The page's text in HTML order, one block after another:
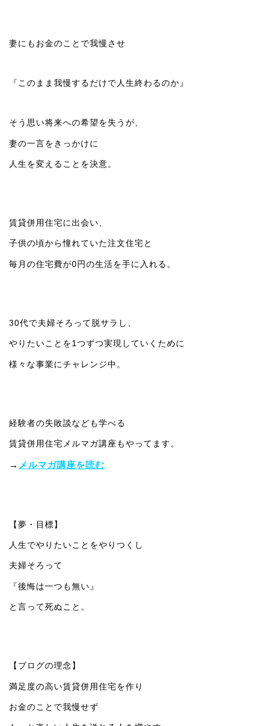
妻にもお金のことで我慢させ
『このまま我慢するだけで人生終わるのか』
そう思い将来への希望を失うが、
妻の一言をきっかけに
人生を変えることを決意。
賃貸併用住宅に出会い、
子供の頃から憧れていた注文住宅と
毎月の住宅費が0円の生活を手に入れる。
30代で夫婦そろって脱サラし、
やりたいことを1つずつ実現していくために
様々な事業にチャレンジ中。
経験者の失敗談なども学べる
賃貸併用住宅メルマガ講座もやってます。
→ メルマガ講座を読む
【夢・目標】
人生でやりたいことをやりつくし
夫婦そろって
『後悔は一つも無い』
と言って死ぬこと。
【ブログの理念】
満足度の高い賃貸併用住宅を作り
お金のことで我慢せず